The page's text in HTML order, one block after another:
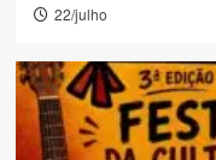
22/julho